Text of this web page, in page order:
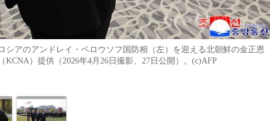
アのアンドレイ・ベロウソフ国防相（左）を迎える北朝鮮の金正恩
）提供（2026年4月26日撮影、27日公開）。(c)AFP